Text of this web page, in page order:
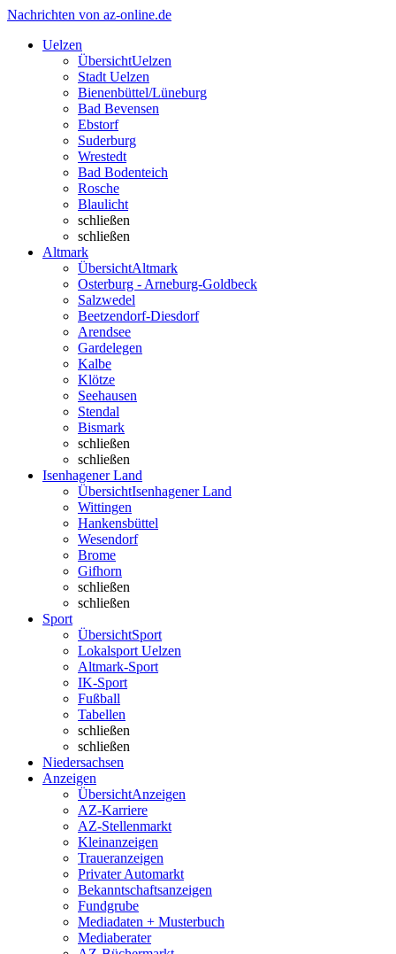
Nachrichten von az-online.de
Uelzen
ÜbersichtUelzen
Stadt Uelzen
Bienenbüttel/Lüneburg
Bad Bevensen
Ebstorf
Suderburg
Wrestedt
Bad Bodenteich
Rosche
Blaulicht
schließen
schließen
Altmark
ÜbersichtAltmark
Osterburg - Arneburg-Goldbeck
Salzwedel
Beetzendorf-Diesdorf
Arendsee
Gardelegen
Kalbe
Klötze
Seehausen
Stendal
Bismark
schließen
schließen
Isenhagener Land
ÜbersichtIsenhagener Land
Wittingen
Hankensbüttel
Wesendorf
Brome
Gifhorn
schließen
schließen
Sport
ÜbersichtSport
Lokalsport Uelzen
Altmark-Sport
IK-Sport
Fußball
Tabellen
schließen
schließen
Niedersachsen
Anzeigen
ÜbersichtAnzeigen
AZ-Karriere
AZ-Stellenmarkt
Kleinanzeigen
Traueranzeigen
Privater Automarkt
Bekanntschaftsanzeigen
Fundgrube
Mediadaten + Musterbuch
Mediaberater